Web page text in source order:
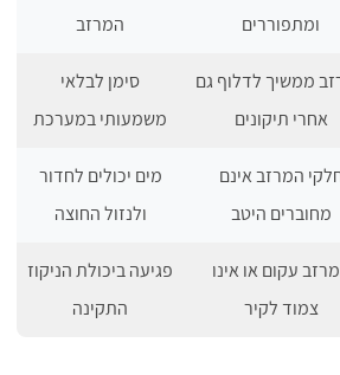
ומתפוררים
המרזב
ממשיך לדלוף גם
אחרי תיקונים
סימן לבלאי
משמעותי במערכת
המרזב אינם
מחוברים היטב
מים יכולים לחדור
ולנזול החוצה
עקום או אינו
צמוד לקיר
פגיעה ביכולת הניקוז
התקינה